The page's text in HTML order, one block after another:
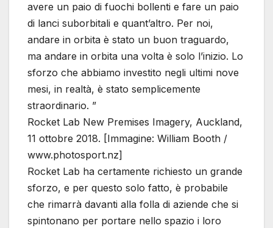
avere un paio di fuochi bollenti e fare un paio
di lanci suborbitali e quant’altro. Per noi,
andare in orbita è stato un buon traguardo,
ma andare in orbita una volta è solo l’inizio. Lo
sforzo che abbiamo investito negli ultimi nove
mesi, in realtà, è stato semplicemente
straordinario. ”
Rocket Lab New Premises Imagery, Auckland,
11 ottobre 2018. [Immagine: William Booth /
www.photosport.nz]
Rocket Lab ha certamente richiesto un grande
sforzo, e per questo solo fatto, è probabile
che rimarrà davanti alla folla di aziende che si
spintonano per portare nello spazio i loro